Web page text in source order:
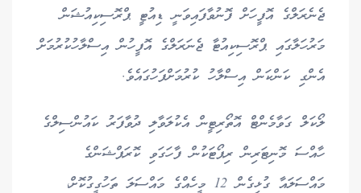
ޖެނެރަލްގެ އޮފީހަށް ފޮނުވާފައިވަނީ ޑިއުޓީ ޕްރޮސިކިއުޝަން
މަރުހަލާގައި ޕްރޮސިކިއުޓާ ޖެނަރަލްގެ އޮފީހުން އިސްލާހުކުރުމަށް
އެންގި ކަންކަން އިސްލާހު ކުރުމަށްފަހުގައެވެ.
ލޯކަލް ގަވާމެންޓް އޮތޯރިޓީން އެކުލަވާލި ދުވާފަރު ކައުންސިލްގެ
ހާއްސަ މޮނިޓަރިން ރިޕޯޓަކުން ފާހަގަވި ކޮރަޕްޝަންގެ
މައްސަލައާ ގުޅިގެން 12 މީހެއްގެ މައްސަލަ ތަހުގީގުކޮށް،